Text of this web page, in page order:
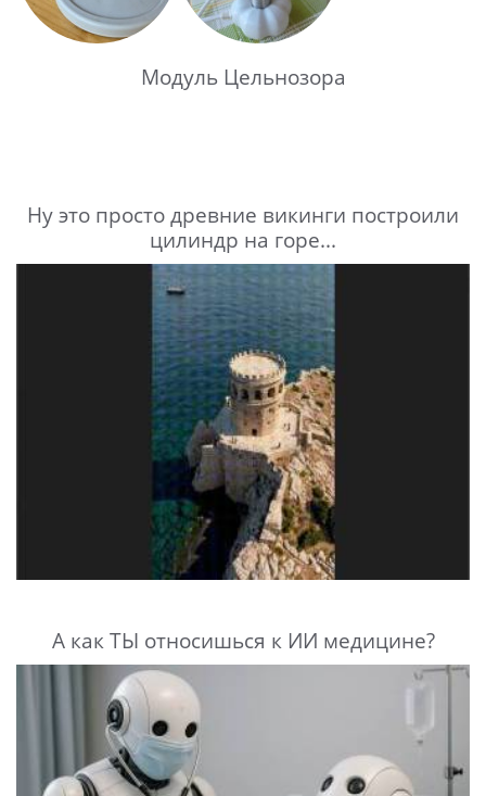
Модуль Цельнозора
Ну это просто древние викинги построили
цилиндр на горе...
А как ТЫ относишься к ИИ медицине?